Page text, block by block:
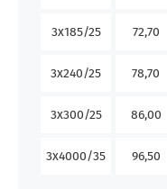
3x185/25 72,70
3x240/25 78,70
3x300/25 86,00
3x4000/35 96,50